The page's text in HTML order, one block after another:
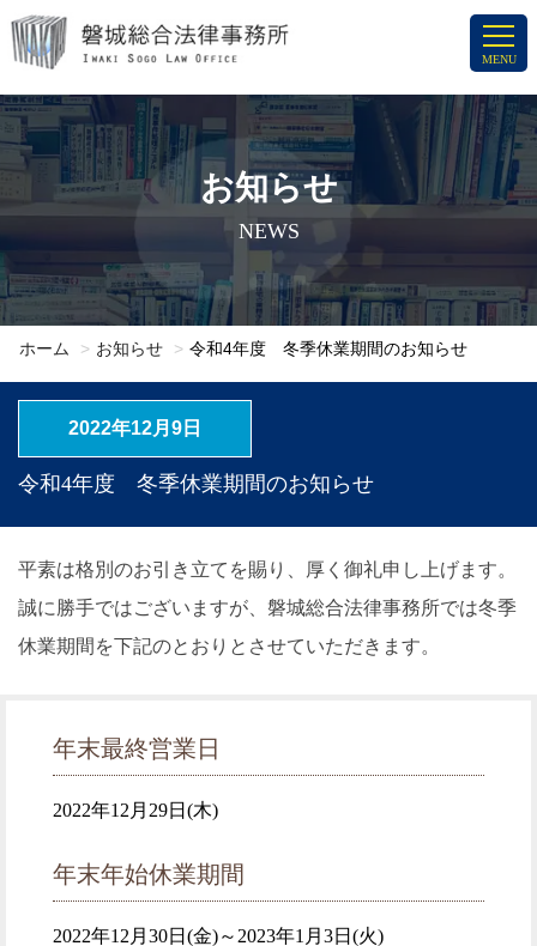
ン
ン
ツ
プ
MENU
お知らせ
NEWS
ホーム お知らせ 令和4年度 冬季休業期間のお知らせ
2022年12月9日
令和4年度 冬季休業期間のお知らせ
平素は格別のお引き立てを賜り、厚く御礼申し上げます。
誠に勝手ではございますが、磐城総合法律事務所では冬季
休業期間を下記のとおりとさせていただきます。
年末最終営業日
2022年12月29日(木)
年末年始休業期間
2022年12月30日(金)～2023年1月3日(火)